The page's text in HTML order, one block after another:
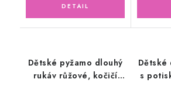
Dětské pyžamo dlouhý
rukáv růžové, kočičí
Dětské
s